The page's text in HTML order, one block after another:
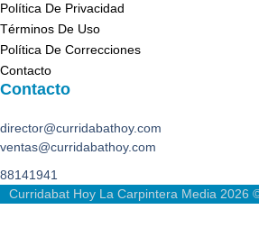
Política De Privacidad
Términos De Uso
Política De Correcciones
Contacto
Contacto
director@curridabathoy.com
ventas@curridabathoy.com
88141941
Curridabat Hoy La Carpintera Media 2026